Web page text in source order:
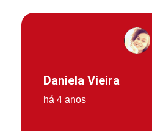
Daniela Vieira
há 4 anos